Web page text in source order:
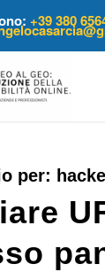
+39 380
per: